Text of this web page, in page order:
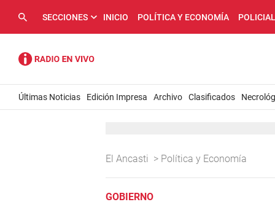
SECCIONES INICIO POLÍTICA Y ECONOMÍA
Últimas Noticias Edición Impresa Archivo Clasificados
El Ancasti > Política y Economía
GOBIERNO